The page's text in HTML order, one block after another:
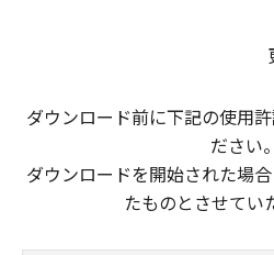
ダウンロード前に下記の使用
ださい。
ダウンロードを開始された場
たものとさせてい